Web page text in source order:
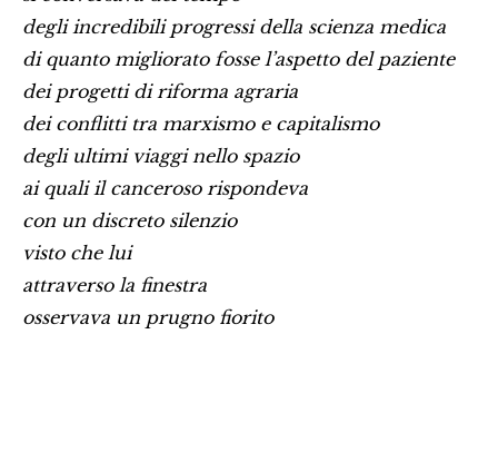
degli incredibili progressi della scienza medica
di quanto migliorato fosse l’aspetto del paziente
dei progetti di riforma agraria
dei conflitti tra marxismo e capitalismo
degli ultimi viaggi nello spazio
ai quali il canceroso rispondeva
con un discreto silenzio
visto che lui
attraverso la finestra
osservava un prugno fiorito